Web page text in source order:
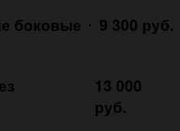
боковые 9 300 руб.
13 000
руб.